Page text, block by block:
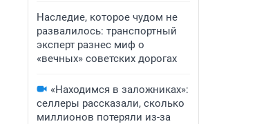
Наследие, которое чудом не
развалилось: транспортный
эксперт разнес миф о
«вечных» советских дорогах
«Находимся в заложниках»:
селлеры рассказали, сколько
миллионов потеряли из-за